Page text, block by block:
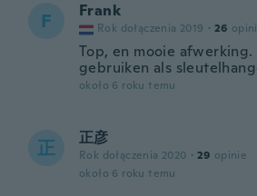
F Frank
Rok dołączenia 2019 · 26
Top, en mooie
gebruiken als
około 6 roku temu
正 正彦
Rok dołączenia 2020 · 29 opinie
około 6 roku temu